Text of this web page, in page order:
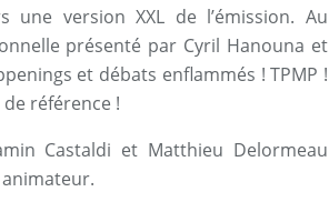
une version XXL de l’émission. Au
présenté par Cyril Hanouna et
et débats enflammés ! TPMP !
référence !
Castaldi et Matthieu Delormeau